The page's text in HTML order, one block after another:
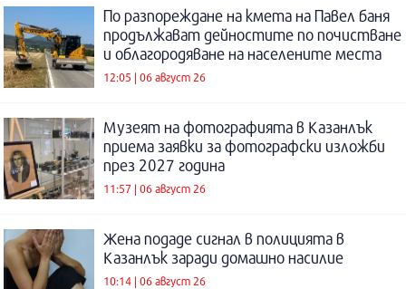
По разпореждане на кмета на Павел баня
продължават дейностите по почистване
и облагородяване на населените места
12:05 | 06 август 26
Музеят на фотографията в Казанлък
приема заявки за фотографски изложби
през 2027 година
11:57 | 06 август 26
Жена подаде сигнал в полицията в
Казанлък заради домашно насилие
10:14 | 06 август 26